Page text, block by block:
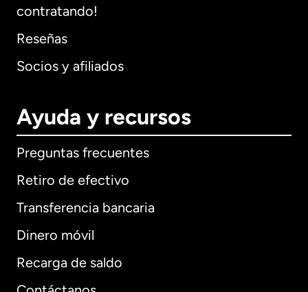
contratando!
Reseñas
Socios y afiliados
Ayuda y recursos
Preguntas frecuentes
Retiro de efectivo
Transferencia bancaria
Dinero móvil
Recarga de saldo